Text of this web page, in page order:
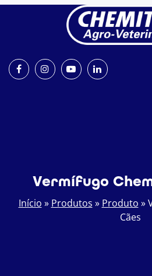
Vermífugo
Início » Produtos » Produto »
Cães